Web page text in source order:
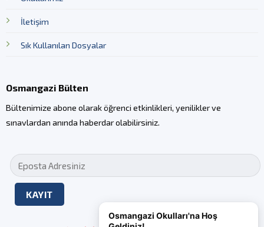
İletişim
Sık Kullanılan Dosyalar
Osmangazi Bülten
Bültenimize abone olarak öğrenci etkinlikleri, yenilikler ve
sınavlardan anında haberdar olabilirsiniz.
Osmangazi Okulları'na Hoş